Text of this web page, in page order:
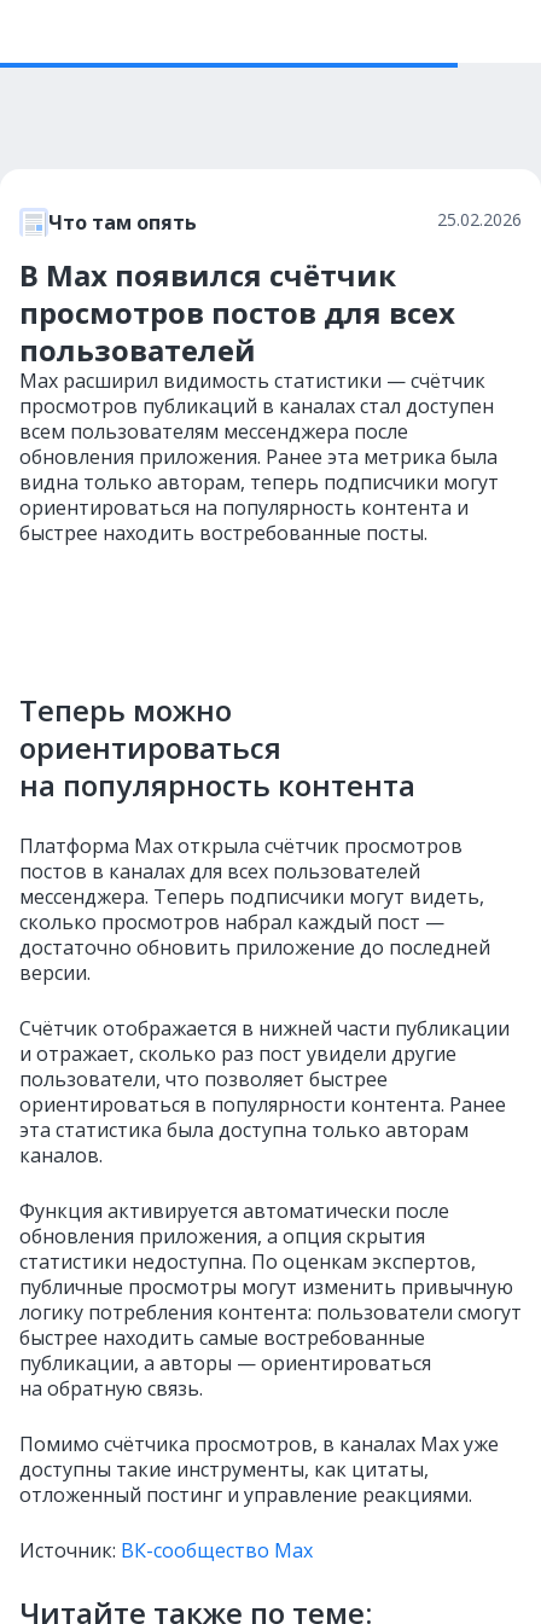
Что там опять 25.02.2026
В Max появился счётчик
просмотров постов для всех
пользователей
Max расширил видимость статистики — счётчик
просмотров публикаций в каналах стал доступен
всем пользователям мессенджера после
обновления приложения. Ранее эта метрика была
видна только авторам, теперь подписчики могут
ориентироваться на популярность контента и
быстрее находить востребованные посты.
Теперь можно
ориентироваться
на популярность контента
Платформа Max открыла счётчик просмотров
постов в каналах для всех пользователей
мессенджера. Теперь подписчики могут видеть,
сколько просмотров набрал каждый пост —
достаточно обновить приложение до последней
версии.
Счётчик отображается в нижней части публикации
и отражает, сколько раз пост увидели другие
пользователи, что позволяет быстрее
ориентироваться в популярности контента. Ранее
эта статистика была доступна только авторам
каналов.
Функция активируется автоматически после
обновления приложения, а опция скрытия
статистики недоступна. По оценкам экспертов,
публичные просмотры могут изменить привычную
логику потребления контента: пользователи смогут
быстрее находить самые востребованные
публикации, а авторы — ориентироваться
на обратную связь.
Помимо счётчика просмотров, в каналах Max уже
доступны такие инструменты, как цитаты,
отложенный постинг и управление реакциями.
Источник: ВК-сообщество Max
Читайте также по теме: